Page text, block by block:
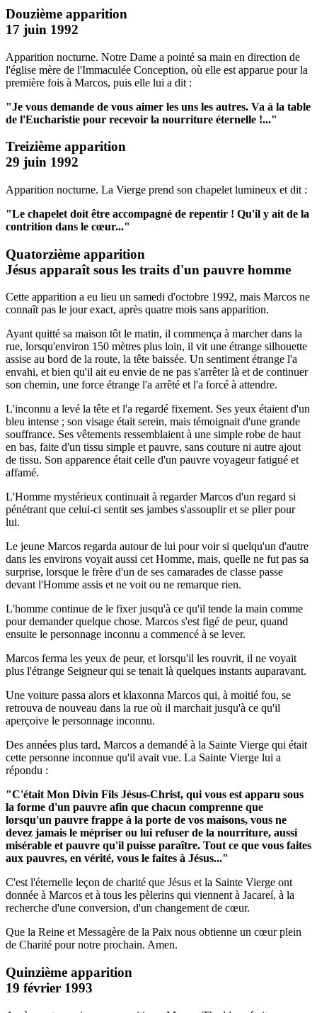
Douzième apparition
17 juin 1992
Apparition nocturne. Notre Dame a pointé sa main en direction de
l'église mère de l'Immaculée Conception, où elle est apparue pour la
première fois à Marcos, puis elle lui a dit :
"Je vous demande de vous aimer les uns les autres. Va à la table
de l'Eucharistie pour recevoir la nourriture éternelle !..."
Treizième apparition
29 juin 1992
Apparition nocturne. La Vierge prend son chapelet lumineux et dit :
"Le chapelet doit être accompagné de repentir ! Qu'il y ait de la
contrition dans le cœur..."
Quatorzième apparition
Jésus apparaît sous les traits d'un pauvre homme
Cette apparition a eu lieu un samedi d'octobre 1992, mais Marcos ne
connaît pas le jour exact, après quatre mois sans apparition.
Ayant quitté sa maison tôt le matin, il commença à marcher dans la
rue, lorsqu'environ 150 mètres plus loin, il vit une étrange silhouette
assise au bord de la route, la tête baissée. Un sentiment étrange l'a
envahi, et bien qu'il ait eu envie de ne pas s'arrêter là et de continuer
son chemin, une force étrange l'a arrêté et l'a forcé à attendre.
L'inconnu a levé la tête et l'a regardé fixement. Ses yeux étaient d'un
bleu intense ; son visage était serein, mais témoignait d'une grande
souffrance. Ses vêtements ressemblaient à une simple robe de haut
en bas, faite d'un tissu simple et pauvre, sans couture ni autre ajout
de tissu. Son apparence était celle d'un pauvre voyageur fatigué et
affamé.
L'Homme mystérieux continuait à regarder Marcos d'un regard si
pénétrant que celui-ci sentit ses jambes s'assouplir et se plier pour
lui.
Le jeune Marcos regarda autour de lui pour voir si quelqu'un d'autre
dans les environs voyait aussi cet Homme, mais, quelle ne fut pas sa
surprise, lorsque le frère d'un de ses camarades de classe passe
devant l'Homme assis et ne voit ou ne remarque rien.
L'homme continue de le fixer jusqu'à ce qu'il tende la main comme
pour demander quelque chose. Marcos s'est figé de peur, quand
ensuite le personnage inconnu a commencé à se lever.
Marcos ferma les yeux de peur, et lorsqu'il les rouvrit, il ne voyait
plus l'étrange Seigneur qui se tenait là quelques instants auparavant.
Une voiture passa alors et klaxonna Marcos qui, à moitié fou, se
retrouva de nouveau dans la rue où il marchait jusqu'à ce qu'il
aperçoive le personnage inconnu.
Des années plus tard, Marcos a demandé à la Sainte Vierge qui était
cette personne inconnue qu'il avait vue. La Sainte Vierge lui a
répondu :
"C'était Mon Divin Fils Jésus-Christ, qui vous est apparu sous
la forme d'un pauvre afin que chacun comprenne que
lorsqu'un pauvre frappe à la porte de vos maisons, vous ne
devez jamais le mépriser ou lui refuser de la nourriture, aussi
misérable et pauvre qu'il puisse paraître. Tout ce que vous faites
aux pauvres, en vérité, vous le faites à Jésus..."
C'est l'éternelle leçon de charité que Jésus et la Sainte Vierge ont
donnée à Marcos et à tous les pèlerins qui viennent à Jacareí, à la
recherche d'une conversion, d'un changement de cœur.
Que la Reine et Messagère de la Paix nous obtienne un cœur plein
de Charité pour notre prochain. Amen.
Quinzième apparition
19 février 1993